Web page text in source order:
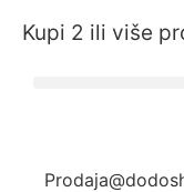
Kupi 2 ili više